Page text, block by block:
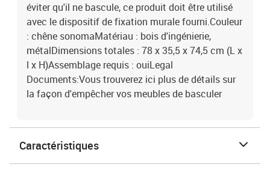
éviter qu'il ne bascule, ce produit doit être utilisé
avec le dispositif de fixation murale fourni.Couleur
: chêne sonomaMatériau : bois d'ingénierie,
métalDimensions totales : 78 x 35,5 x 74,5 cm (L x
l x H)Assemblage requis : ouiLegal
Documents:Vous trouverez ici plus de détails sur
la façon d'empêcher vos meubles de basculer
Caractéristiques